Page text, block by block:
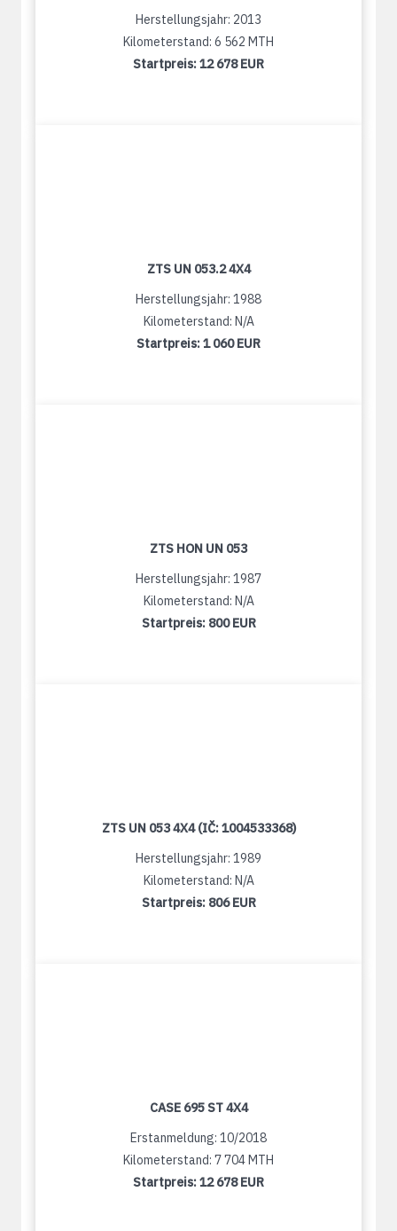
Herstellungsjahr: 2013
Kilometerstand: 6 562 MTH
Startpreis:12 678 EUR
ZTS UN 053.2 4X4
Herstellungsjahr: 1988
Kilometerstand: N/A
Startpreis:1 060 EUR
ZTS HON UN 053
Herstellungsjahr: 1987
Kilometerstand: N/A
Startpreis: 800 EUR
ZTS UN 053 4X4 (IČ: 1004533368)
Herstellungsjahr: 1989
Kilometerstand: N/A
Startpreis: 806 EUR
CASE 695 ST 4X4
Erstanmeldung: 10/2018
Kilometerstand: 7 704 MTH
Startpreis:12 678 EUR